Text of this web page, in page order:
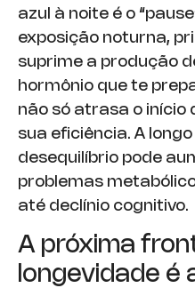
azul à noite é o
exposição noturna,
suprime a produção
hormônio que te
não só atrasa o início
sua eficiência. A
desequilíbrio pode
problemas
até declínio cognitivo.
A próxima
longevidade é